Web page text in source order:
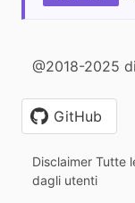
@2018-2025
GitHub
Disclaimer Tutte
dagli utenti